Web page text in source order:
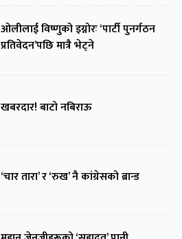
ओलीलाई विष्णुको इग्नोरः ‘पार्टी पुनर्गठन
प्रतिवेदन’पछि मात्रै भेट्ने
खबरदार! बाटो नबिराऊ
‘चार तारा’ र ‘रुख’ नै कांग्रेसको ब्रान्ड